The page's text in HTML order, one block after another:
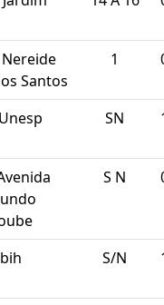
Santos
1
SN
S N
S/N